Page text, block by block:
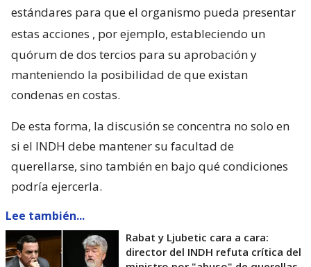
estándares para que el organismo pueda presentar
estas acciones , por ejemplo, estableciendo un
quórum de dos tercios para su aprobación y
manteniendo la posibilidad de que existan
condenas en costas.
De esta forma, la discusión se concentra no solo en
si el INDH debe mantener su facultad de
querellarse, sino también en bajo qué condiciones
podría ejercerla.
Lee también...
Rabat y Ljubetic cara a cara:
director del INDH refuta crítica del